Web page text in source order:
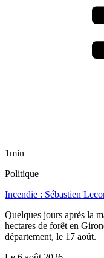
1min
Politique
Incendie : Sébastien
Quelques jours après la
hectares de forêt en
département, le 17 août.